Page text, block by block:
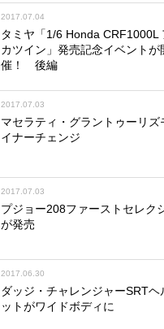
2017.07.04
タミヤ「1/6 Honda CRF1000L
カツイン」発売記念イベントが
催！ 後編
2017.07.03
マセラティ・グラントゥーリズ
イナーチェンジ
2017.07.03
プジョー208ファーストセレク
が発売
2017.06.30
ダッジ・チャレンジャーSRTヘ
ットがワイドボディに